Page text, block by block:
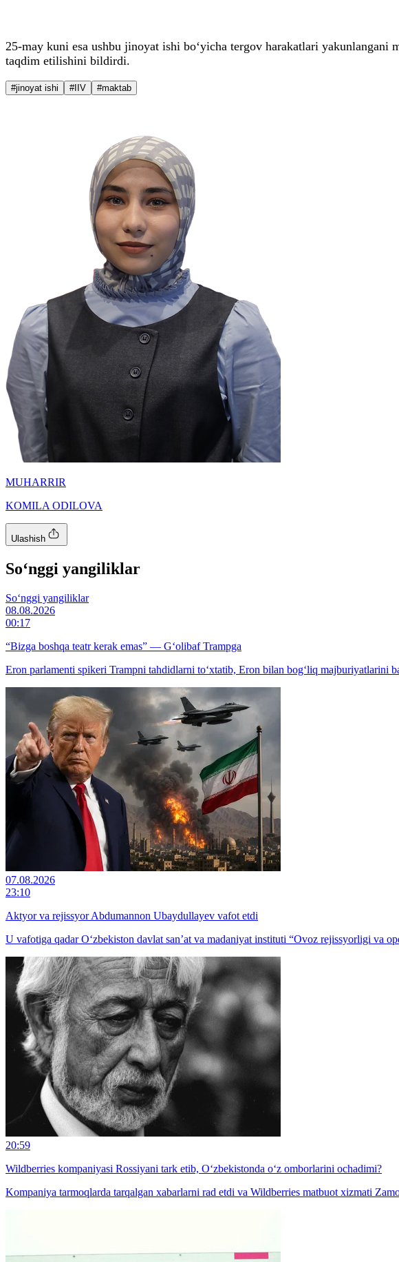
25-may kuni esa ushbu jinoyat ishi bo‘yicha tergov harakatlari
taqdim etilishini bildirdi.
#jinoyat ishi #IIV #maktab
MUHARRIR
KOMILA ODILOVA
Ulashish
So‘nggi yangiliklar
So‘nggi yangiliklar
08.08.2026
00:17
“Bizga boshqa teatr kerak emas” — G‘olibaf Trampga
Eron parlamenti spikeri Trampni tahdidlarni to‘xtatib, Eron bilan bog‘liq majburiyatlarini
07.08.2026
23:10
Aktyor va rejissyor Abdumannon Ubaydullayev vafot etdi
U vafotiga qadar O‘zbekiston davlat san’at va madaniyat instituti “Ovoz rejissyorligi va
20:59
Wildberries kompaniyasi Rossiyani tark etib, O‘zbekistonda o‘z omborlarini ochadimi?
Kompaniya tarmoqlarda tarqalgan xabarlarni rad etdi va Wildberries matbuot xizmati